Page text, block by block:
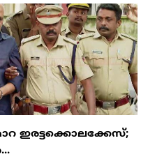
ഇരട്ടക്കൊലക്കേസ്;